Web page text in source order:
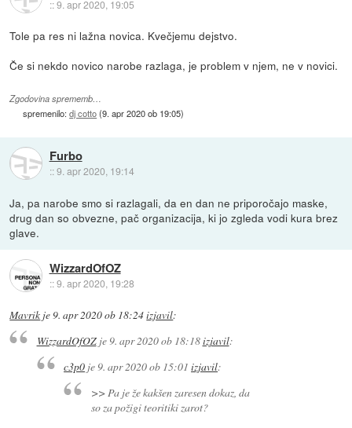
::9. apr 2020, 19:05
Tole pa res ni lažna novica. Kvečjemu dejstvo.
Če si nekdo novico narobe razlaga, je problem v njem, ne v novici.
Zgodovina sprememb…
spremenilo:dj cotto(9. apr 2020 ob 19:05)
Furbo
::9. apr 2020, 19:14
Ja, pa narobe smo si razlagali, da en dan ne priporočajo maske,
drug dan so obvezne, pač organizacija, ki jo zgleda vodi kura brez
glave.
WizzardOfOZ
::9. apr 2020, 19:28
Mavrik je 9. apr 2020 ob 18:24izjavil:
WizzardOfOZje9. apr 2020 ob 18:18izjavil:
c3p0 je9. apr 2020 ob 15:01 izjavil:
>> Pa je že kakšen zaresen dokaz, da
so za požigi teoritiki zarot?